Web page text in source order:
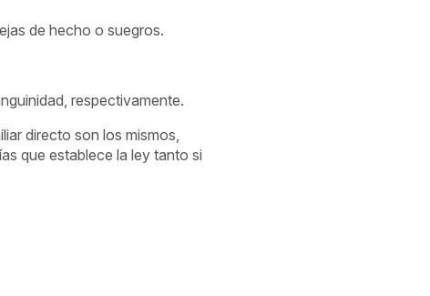
de hecho o suegros.
respectivamente.
directo son los mismos,
que establece la ley tanto si